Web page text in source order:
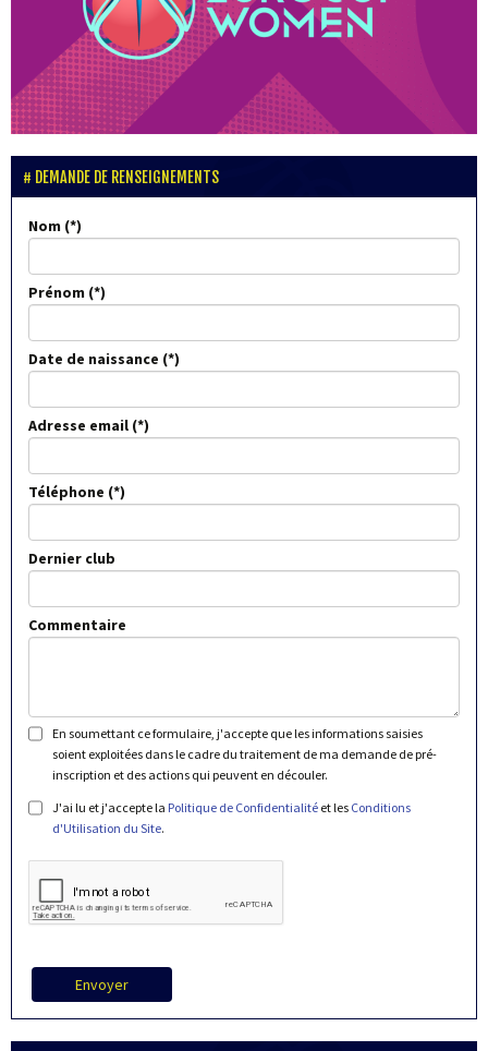
DEMANDE DE RENSEIGNEMENTS
Nom
Prénom
Date de naissance
Adresse email
Téléphone
Dernier club
Commentaire
En soumettant ce formulaire, j'accepte que les informations saisies
soient exploitées dans le cadre du traitement de ma demande de pré-
inscription et des actions qui peuvent en découler.
J'ai lu et j'accepte la Politique de Confidentialité et les Conditions
d'Utilisation du Site.
Envoyer